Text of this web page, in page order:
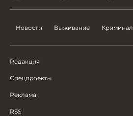
Новости Выживание Криминал
Редакция
Спецпроекты
Реклама
RSS